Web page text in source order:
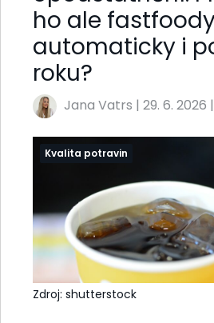
ho ale
automaticky i
roku?
Jana Vatrs | 29. 6. 2026 |
Kvalita potravin
Zdroj: shutterstock